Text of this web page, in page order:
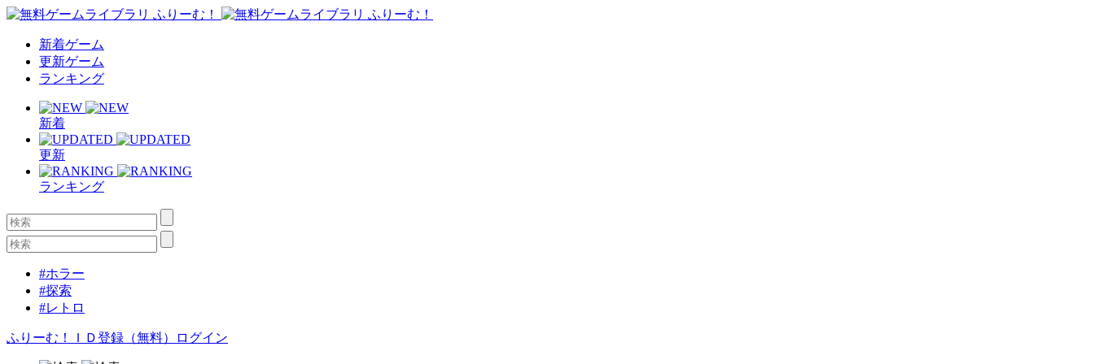
新着ゲーム
更新ゲーム
ランキング
新着
更新
ランキング
#ホラー
#探索
#レトロ
ふりーむ！ＩＤ登録（無料） ログイン